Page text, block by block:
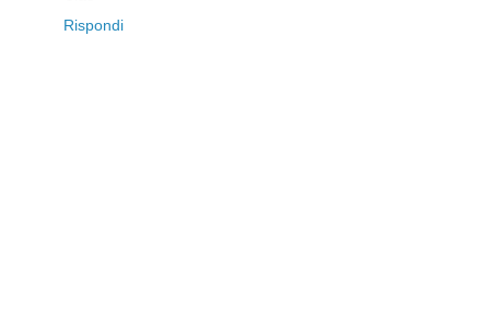
Rispondi